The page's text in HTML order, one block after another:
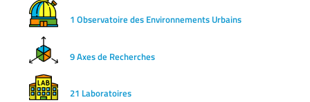
1 Observatoire des Environnements Urbains
9 Axes de Recherches
21 Laboratoires